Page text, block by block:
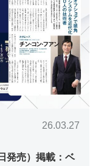
26.03.27
発売）掲載：ベ